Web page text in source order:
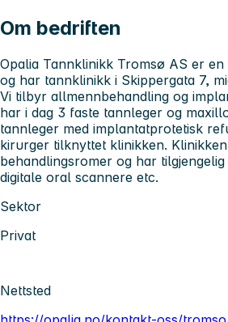
Om bedriften
Opalia Tannklinikk Tromsø AS er
og har tannklinikk i Skippergata 7,
Vi tilbyr allmennbehandling og
har i dag 3 faste tannleger og
tannleger med implantatprotetisk
kirurger tilknyttet klinikken.
behandlingsromer og har
digitale oral scannere etc.
Sektor
Privat
Nettsted